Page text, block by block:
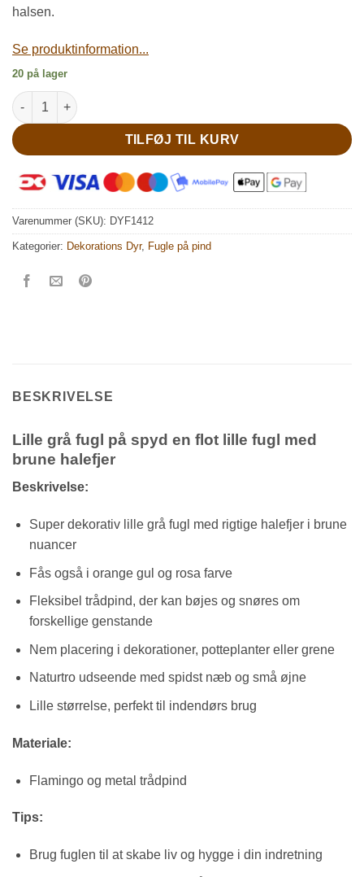
halsen.
Se produktinformation...
20 på lager
Lille grå fugl på spyd antal
TILFØJ TIL KURV
Varenummer (SKU): DYF1412
Kategorier: Dekorations Dyr, Fugle på pind
BESKRIVELSE
Lille grå fugl på spyd en flot lille fugl med
brune halefjer
Beskrivelse:
Super dekorativ lille grå fugl med rigtige halefjer i brune
nuancer
Fås også i orange gul og rosa farve
Fleksibel trådpind, der kan bøjes og snøres om
forskellige genstande
Nem placering i dekorationer, potteplanter eller grene
Naturtro udseende med spidst næb og små øjne
Lille størrelse, perfekt til indendørs brug
Materiale:
Flamingo og metal trådpind
Tips:
Brug fuglen til at skabe liv og hygge i din indretning